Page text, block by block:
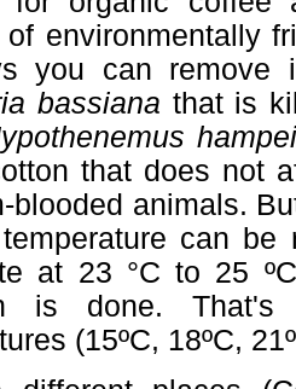
of environmentally
you can remove
bassiana that is
hampei
that does not
blooded animals.
can be
at 23 °C to 25
is done.
(15ºC, 18ºC,